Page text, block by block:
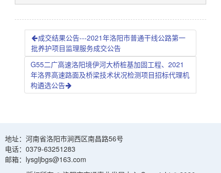
成交结果公告---2021年洛阳市普通干线公路第一
批养护项目监理服务成交公告
G55二广高速洛阳境伊河大桥桩基加固工程、2021
年洛界高速路面及桥梁技术状况检测项目招标代理机
构遴选公告
地址：河南省洛阳市涧西区南昌路56号
电话：0379-63251283
邮箱：lysgljbgs@163.com